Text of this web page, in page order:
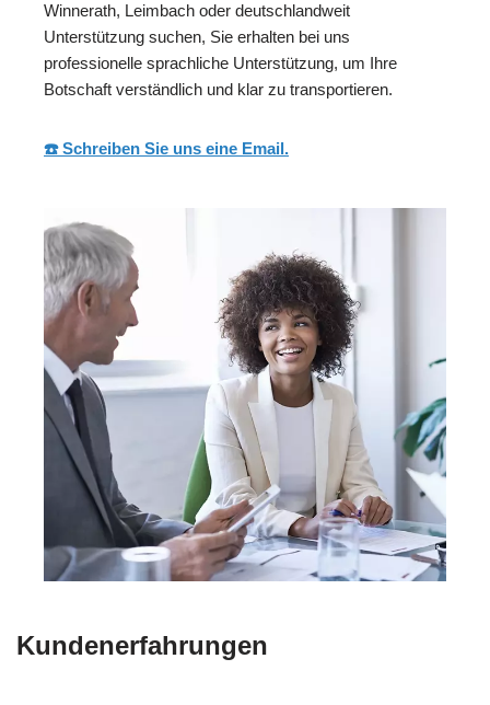
Winnerath, Leimbach oder deutschlandweit
Unterstützung suchen, Sie erhalten bei uns
professionelle sprachliche Unterstützung, um Ihre
Botschaft verständlich und klar zu transportieren.
☎️ Schreiben Sie uns eine Email.
Kundenerfahrungen